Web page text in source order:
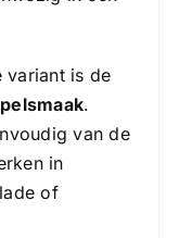
variant is de
.
van de
in
of